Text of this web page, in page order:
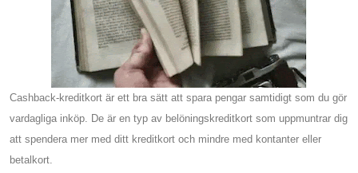
Cashback-kreditkort är ett bra sätt att spara pengar samtidigt som du gör
vardagliga inköp. De är en typ av belöningskreditkort som uppmuntrar dig
att spendera mer med ditt kreditkort och mindre med kontanter eller
betalkort.